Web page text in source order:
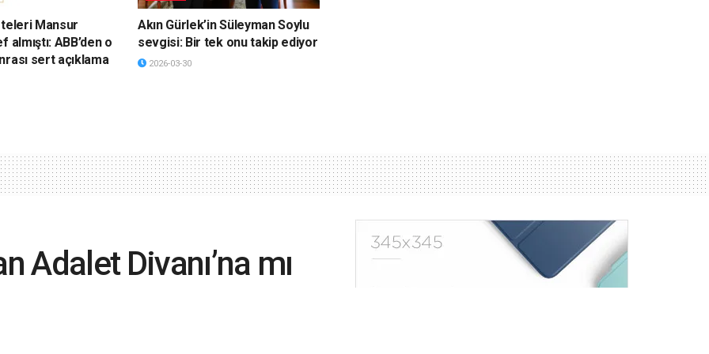
Mansur
almıştı: ABB’den o
sert açıklama
Akın Gürlek’in Süleyman Soylu
sevgisi: Bir tek onu takip ediyor
2026-03-30
Adalet Divanı’na mı